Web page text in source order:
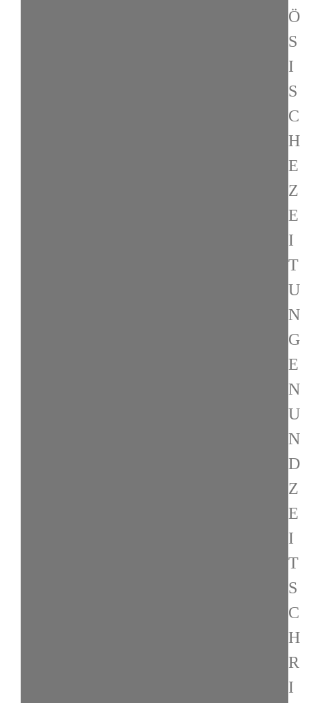
Ö
S
I
S
C
H
E
Z
E
I
T
U
N
G
E
N
U
N
D
Z
E
I
T
S
C
H
R
I